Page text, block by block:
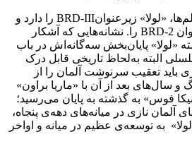
با نگاهی دقیق به عنوان فیلم‌ها، «لولا» زیرعنوانBRD-III را دارد و
«ورونیکا فوس» هم زیرعنوان BRD-2 را. نشانه‌هایی که آشکار
«لولا» پایان‌بخش سه‌گانه‌اش در باب
البته به‌لحاظ تاریخی قابل درک
باید تعقیب سرنوشت آلمان را از
بعد از آن با «ماریا براون»
فوس» به گذشته به پایان می‌رسید؛
آلمان نازی در میانه‌های دهه‌ی پنجاه،
به توسعه‌ی عظیم در میانه و اواخر